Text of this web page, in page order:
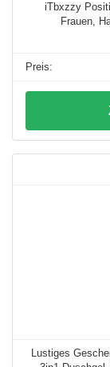
iTbxzzy
Frauen,
Lustiges